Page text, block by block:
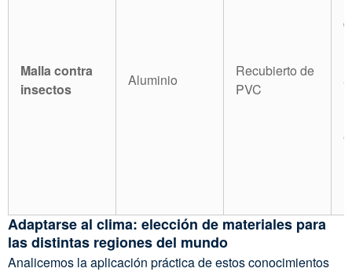
Malla contra
insectos
Aluminio
Recubierto de
PVC
Adaptarse al clima: elección de materiales para
las distintas regiones del mundo
Analicemos la aplicación práctica de estos conocimientos